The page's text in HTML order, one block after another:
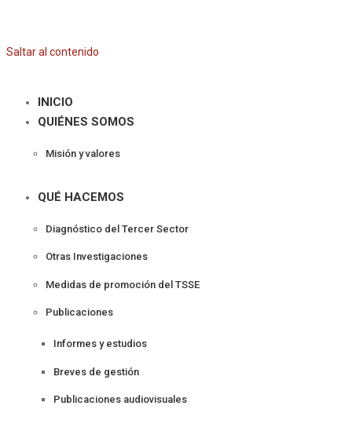
Saltar al contenido
INICIO
QUIÉNES SOMOS
Misión y valores
QUÉ HACEMOS
Diagnóstico del Tercer Sector
Otras Investigaciones
Medidas de promoción del TSSE
Publicaciones
Informes y estudios
Breves de gestión
Publicaciones audiovisuales